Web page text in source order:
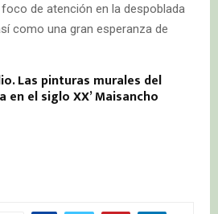
de atención en la despoblada
como una gran esperanza de
Las pinturas murales del
el siglo XX’ Maisancho